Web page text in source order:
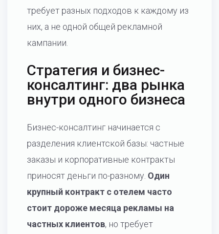
требует разных подходов к каждому из
них, а не одной общей рекламной
кампании.
Стратегия и бизнес-
консалтинг: два рынка
внутри одного бизнеса
Бизнес-консалтинг начинается с
разделения клиентской базы: частные
заказы и корпоративные контракты
приносят деньги по-разному. Один
крупный контракт с отелем часто
стоит дороже месяца рекламы на
частных клиентов, но требует